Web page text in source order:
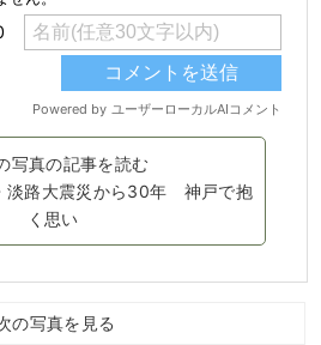
写真の記事を読む
淡路大震災から30年 神戸で抱
く思い
の写真を見る